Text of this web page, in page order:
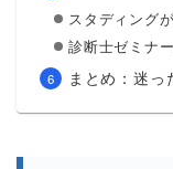
スタディング
診断士ゼミナ
まとめ：迷